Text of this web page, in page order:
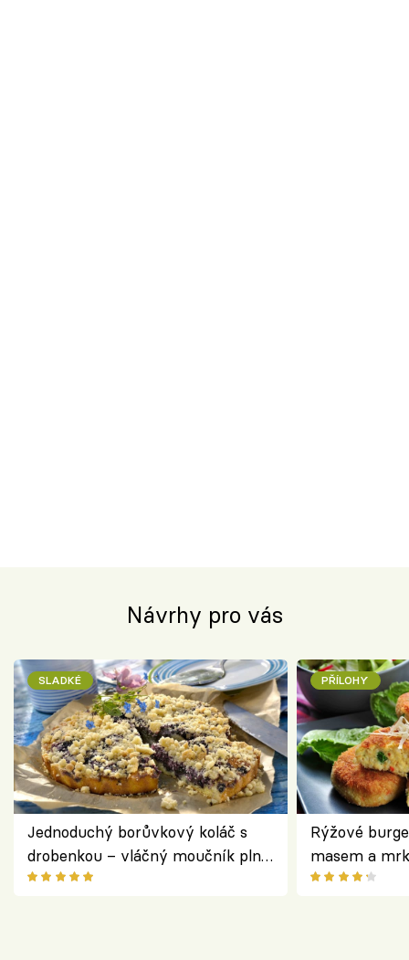
Návrhy pro vás
SLADKÉ
Jednoduchý borůvkový koláč s
drobenkou – vláčný moučník plný
ovoce
PŘÍLOHY
Rýžové
masem a
salátem –